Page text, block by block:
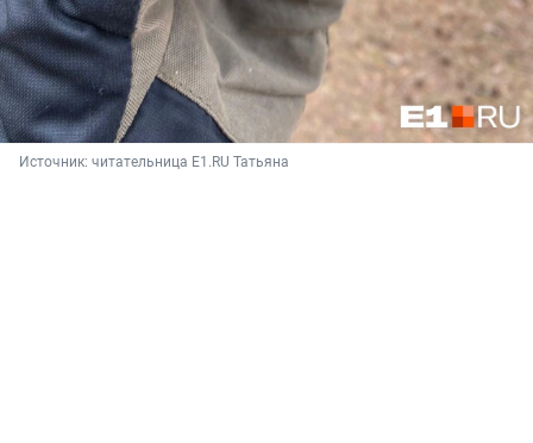
Источник: читательница E1.RU Татьяна